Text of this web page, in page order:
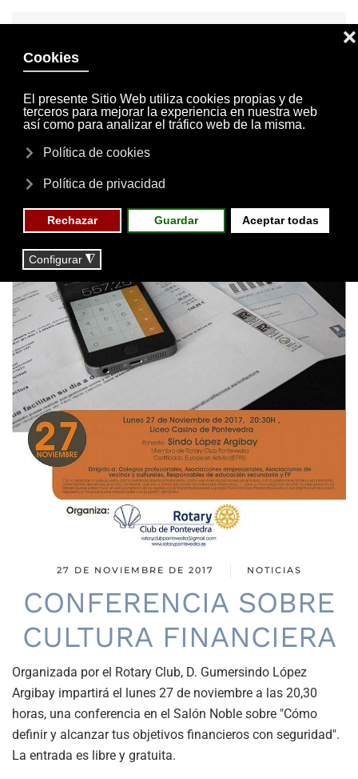
INVITACIONES
MI CUENTA
27 DE NOVIEMBRE DE 2017 NOTICIAS
CONFERENCIA SOBRE
CULTURA FINANCIERA
Organizada por el Rotary Club, D. Gumersindo López
Argibay impartirá el lunes 27 de noviembre a las 20,30
horas, una conferencia en el Salón Noble sobre "Cómo
definir y alcanzar tus objetivos financieros con seguridad".
La entrada es libre y gratuita.